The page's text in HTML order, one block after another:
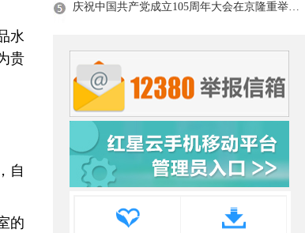
水
贵
自
的
庆祝中国共产党成立105周年大会在京隆重举行 习近平发表重要讲话